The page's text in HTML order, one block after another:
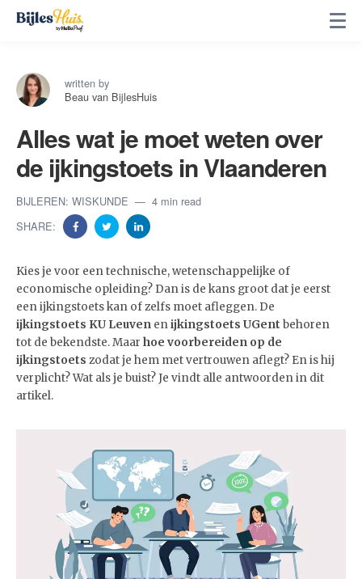
written by
Beau van BijlesHuis
Alles wat je moet weten over
de ijkingstoets in Vlaanderen
BIJLEREN: WISKUNDE
4 min read
SHARE:
Kies je voor een technische, wetenschappelijke of
economische opleiding? Dan is de kans groot dat je eerst
een ijkingstoets kan of zelfs moet afleggen. De
ijkingstoets KU Leuven enijkingstoets UGent behoren
tot de bekendste. Maar hoe voorbereiden op de
ijkingstoets zodat je hem met vertrouwen aflegt? En is hij
verplicht? Wat als je buist? Je vindt alle antwoorden in dit
artikel.